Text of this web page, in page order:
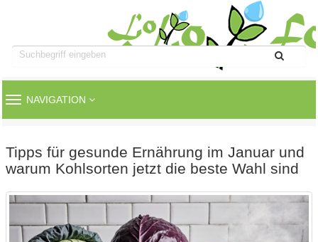
TOGGLE
NAVIGATION
Tipps für gesunde Ernährung im Januar und
warum Kohlsorten jetzt die beste Wahl sind